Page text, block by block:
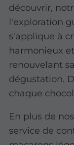
découvrir,
l'exploration
s'applique à
harmonieux
renouvelant
dégustation.
chaque
En plus de
service de